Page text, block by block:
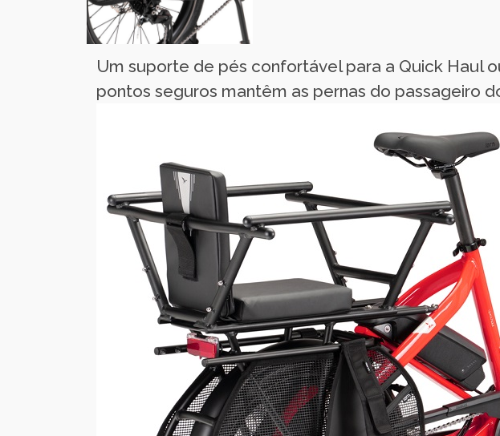
Um suporte de pés confortável para a Quick Haul
pontos seguros mantêm as pernas do passageiro